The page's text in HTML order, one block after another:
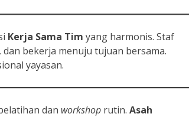
Kerja Sama Tim yang harmonis. Staf
bekerja menuju tujuan bersama.
yayasan.
dan workshop rutin. Asah